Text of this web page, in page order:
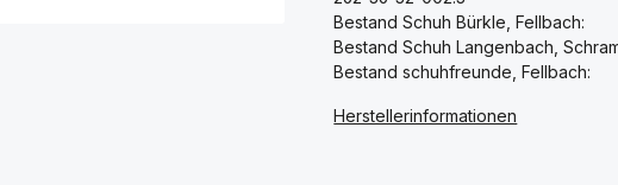
Bestand Schuh Bürkle, Fellbach:
Bestand Schuh Langenbach,
Bestand schuhfreunde, Fellbach:
Herstellerinformationen